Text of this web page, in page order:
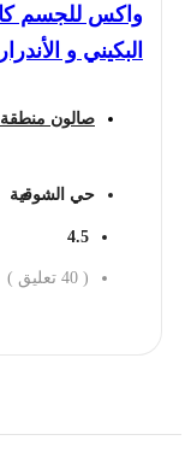
واكس للجسم
البكيني و الأندرارم )
صالون منطقة
حي الشوقية
4.5
40 تعليق )